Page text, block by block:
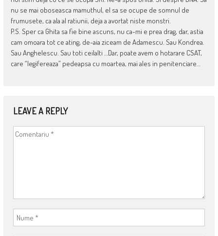
nu se mai oboseasca mamuthul, el sa se ocupe de somnul de
frumusete, ca ala al ratiunii, deja a avortat niste monstri.
P.S. Sper ca Ghita sa fie bine ascuns, nu ca-mi e prea drag, dar, astia
cam omoara tot ce ating, de-aia ziceam de Adamescu. Sau Kondrea.
Sau Anghelescu. Sau toti ceilalti …Dar, poate avem o hotarare CSAT,
care “legifereaza” pedeapsa cu moartea, mai ales in penitenciare…
LEAVE A REPLY